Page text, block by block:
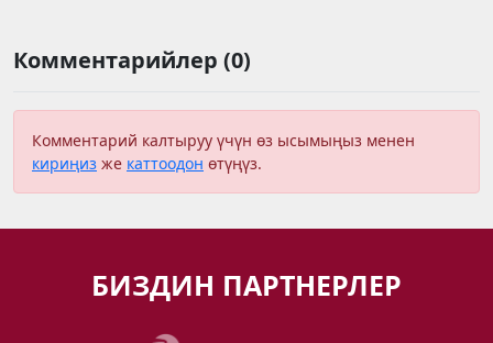
Комментарийлер (0)
Комментарий калтыруу үчүн өз ысымыңыз менен
кириңиз же каттоодон өтүңүз.
БИЗДИН ПАРТНЕРЛЕР